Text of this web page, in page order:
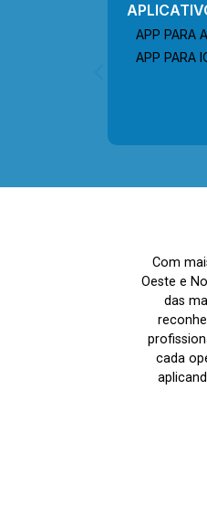
APP PARA
APP PARA
Com
Oeste e
das
cada